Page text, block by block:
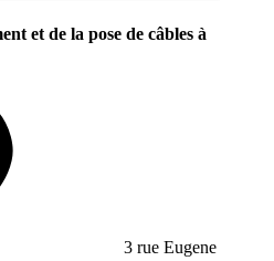
et de la pose de câbles à
3 rue Eugene